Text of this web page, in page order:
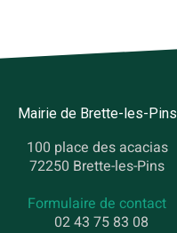
Mairie de Brette-les-Pins
100 place des acacias
72250 Brette-les-Pins
Formulaire de contact
02 43 75 83 08